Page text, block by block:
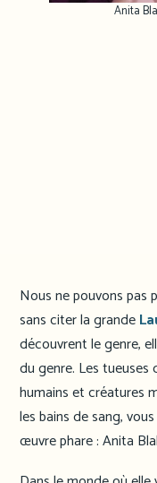
Anita
Nous ne pouvons pas
sans citer la grande
découvrent le genre,
du genre. Les
humains et créatures
les bains de sang,
œuvre phare : Anita